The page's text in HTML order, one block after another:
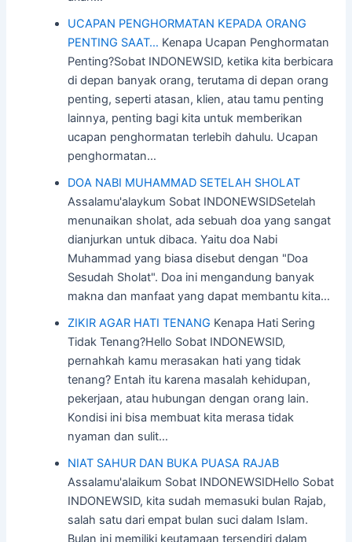
UCAPAN PENGHORMATAN KEPADA ORANG
PENTING SAAT… Kenapa Ucapan Penghormatan
Penting?Sobat INDONEWSID, ketika kita berbicara
di depan banyak orang, terutama di depan orang
penting, seperti atasan, klien, atau tamu penting
lainnya, penting bagi kita untuk memberikan
ucapan penghormatan terlebih dahulu. Ucapan
penghormatan…
DOA NABI MUHAMMAD SETELAH SHOLAT
Assalamu'alaykum Sobat INDONEWSIDSetelah
menunaikan sholat, ada sebuah doa yang sangat
dianjurkan untuk dibaca. Yaitu doa Nabi
Muhammad yang biasa disebut dengan "Doa
Sesudah Sholat". Doa ini mengandung banyak
makna dan manfaat yang dapat membantu kita…
ZIKIR AGAR HATI TENANG Kenapa Hati Sering
Tidak Tenang?Hello Sobat INDONEWSID,
pernahkah kamu merasakan hati yang tidak
tenang? Entah itu karena masalah kehidupan,
pekerjaan, atau hubungan dengan orang lain.
Kondisi ini bisa membuat kita merasa tidak
nyaman dan sulit…
NIAT SAHUR DAN BUKA PUASA RAJAB
Assalamu'alaikum Sobat INDONEWSIDHello Sobat
INDONEWSID, kita sudah memasuki bulan Rajab,
salah satu dari empat bulan suci dalam Islam.
Bulan ini memiliki keutamaan tersendiri dalam